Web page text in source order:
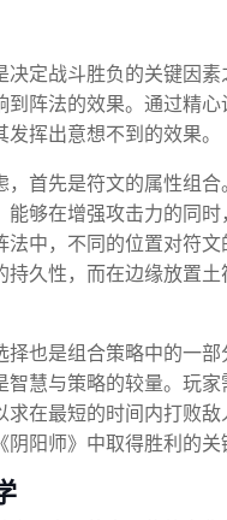
定战斗胜负的关键因
阵法的效果。通过精
挥出意想不到的效果。
，首先是符文的属性组
够在增强攻击力的同
中，不同的位置对符
久性，而在边缘放置
也是组合策略中的一
慧与策略的较量。玩
在最短的时间内打败
阳师》中取得胜利的关